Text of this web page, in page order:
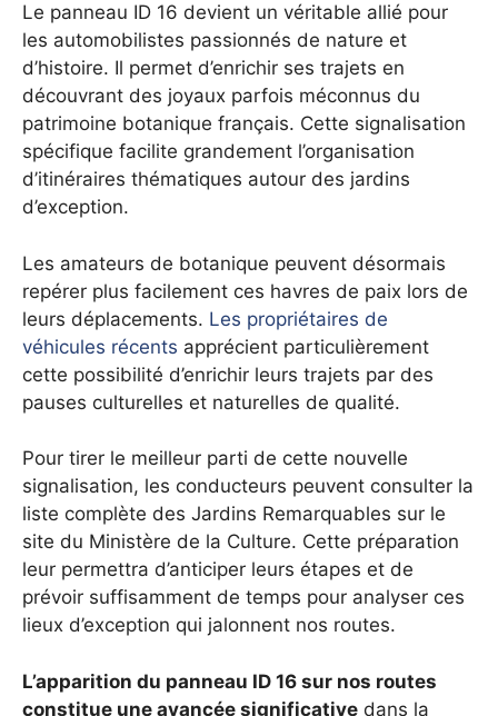
Le panneau ID 16 devient un véritable allié pour
les automobilistes passionnés de nature et
d’histoire. Il permet d’enrichir ses trajets en
découvrant des joyaux parfois méconnus du
patrimoine botanique français. Cette signalisation
spécifique facilite grandement l’organisation
d’itinéraires thématiques autour des jardins
d’exception.
Les amateurs de botanique peuvent désormais
repérer plus facilement ces havres de paix lors de
leurs déplacements. Les propriétaires de
véhicules récents apprécient particulièrement
cette possibilité d’enrichir leurs trajets par des
pauses culturelles et naturelles de qualité.
Pour tirer le meilleur parti de cette nouvelle
signalisation, les conducteurs peuvent consulter la
liste complète des Jardins Remarquables sur le
site du Ministère de la Culture. Cette préparation
leur permettra d’anticiper leurs étapes et de
prévoir suffisamment de temps pour analyser ces
lieux d’exception qui jalonnent nos routes.
L’apparition du panneau ID 16 sur nos routes
constitue une avancée significative dans la